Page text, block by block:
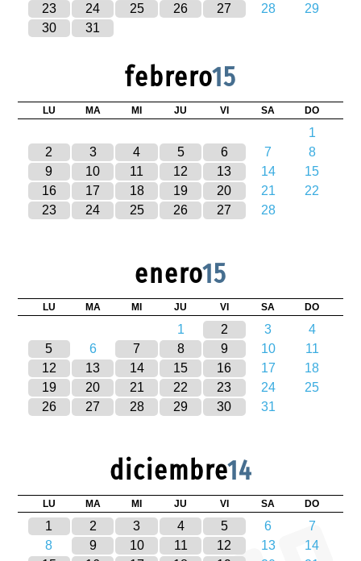
23
24 25 26 27 28
29
30
31
febrero15
LU MA MI JU VI SA DO
1
2
3 4 5 6 7
8
9
10 11 12 13 14
15
16
17 18 19 20 21
22
23
24 25 26 27 28
enero15
LU MA MI JU VI SA DO
1 2 3
4
5
6 7 8 9 10
11
12
13 14 15 16 17
18
19
20 21 22 23 24
25
26
27 28 29 30 31
diciembre14
LU MA MI JU VI SA DO
1 2 3 4 5 6
7
8
9 10 11 12 13
14